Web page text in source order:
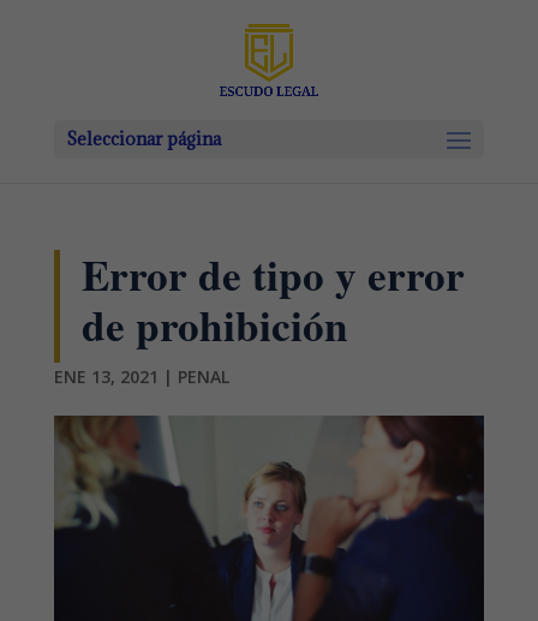
Seleccionar página
Error de tipo y error
de prohibición
ENE 13, 2021 | PENAL